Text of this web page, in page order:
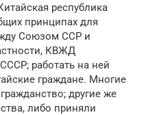
республика
принципах для
Союзом ССР и
КВЖД
работать на ней
граждане. Многие
другие же
либо приняли